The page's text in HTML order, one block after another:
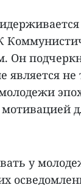
Он
является
у